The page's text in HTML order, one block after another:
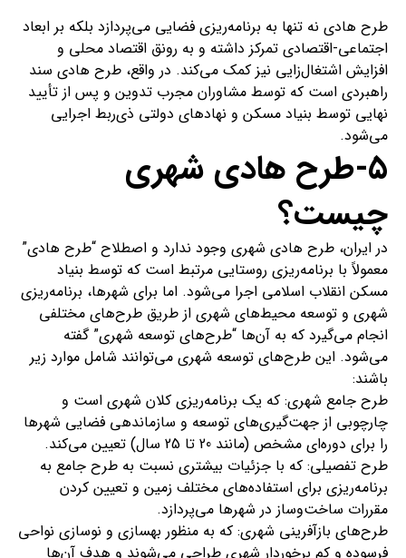
طرح هادی نه تنها به برنامه‌ریزی فضایی می‌پردازد بلکه بر ابعاد
اجتماعی-اقتصادی تمرکز داشته و به رونق اقتصاد محلی و
افزایش اشتغال‌زایی نیز کمک می‌کند. در واقع، طرح هادی سند
راهبردی است که توسط مشاوران مجرب تدوین و پس از تأیید
نهایی توسط بنیاد مسکن و نهادهای دولتی ذی‌ربط اجرایی
می‌شود.
۵-طرح هادی شهری
چیست؟
در ایران، طرح هادی شهری وجود ندارد و اصطلاح “طرح هادی”
معمولاً با برنامه‌ریزی روستایی مرتبط است که توسط بنیاد
مسکن انقلاب اسلامی اجرا می‌شود. اما برای شهرها، برنامه‌ریزی
شهری و توسعه محیط‌های شهری از طریق طرح‌های مختلفی
انجام می‌گیرد که به آن‌ها “طرح‌های توسعه شهری” گفته
می‌شود. این طرح‌های توسعه شهری می‌توانند شامل موارد زیر
باشند:
طرح جامع شهری: که یک برنامه‌ریزی کلان شهری است و
چارچوبی از جهت‌گیری‌های توسعه و سازماندهی فضایی شهرها
را برای دوره‌ای مشخص (مانند 20 تا 25 سال) تعیین می‌کند.
طرح تفصیلی: که با جزئیات بیشتری نسبت به طرح جامع به
برنامه‌ریزی برای استفاده‌های مختلف زمین و تعیین کردن
مقررات ساخت‌وساز در شهرها می‌پردازد.
طرح‌های بازآفرینی شهری: که به منظور بهسازی و نوسازی نواحی
فرسوده و کم برخوردار شهری طراحی می‌شوند و هدف آن‌ها